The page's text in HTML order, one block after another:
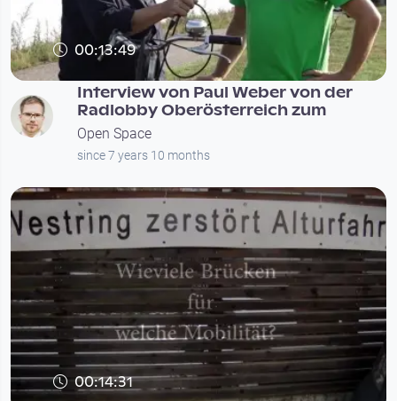
00:13:49
Interview von Paul Weber von der
Radlobby Oberösterreich zum
Open Space
since 7 years 10 months
00:14:31